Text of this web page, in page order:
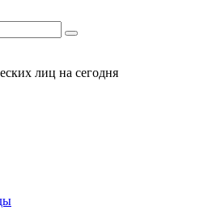
лиц на сегодня